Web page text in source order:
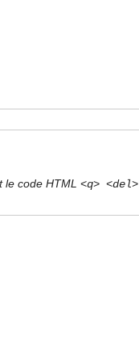
le code HTML<q> <del>